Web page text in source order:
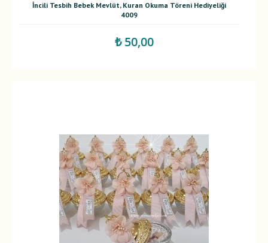
İncili Tesbih Bebek Mevlüt, Kuran Okuma Töreni Hediyeliği
4009
₺ 50,00